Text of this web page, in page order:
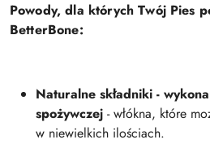
Powody, dla których Twój Pies
BetterBone:
Naturalne składniki -
spożywczej - włókna, które
w niewielkich ilościach.